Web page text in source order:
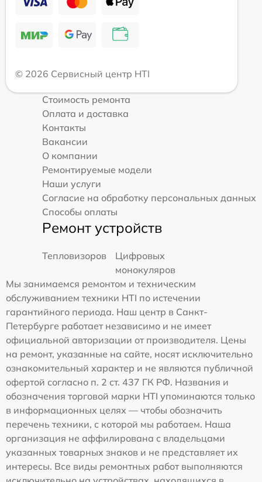
© 2026 Сервисный центр HTI
Стоимость ремонта
Оплата и доставка
Контакты
Вакансии
О компании
Ремонтируемые модели
Наши услуги
Согласие на обработку персональных данных
Способы оплаты
Ремонт устройств
Тепловизоров
Цифровых
монокуляров
Мы занимаемся ремонтом и техническим
обслуживанием техники HTI по истечении
гарантийного периода. Наш центр в Санкт-
Петербурге работает независимо и не имеет
официальной авторизации от производителя. Цены
на ремонт, указанные на сайте, носят исключительно
ознакомительный характер и не являются публичной
офертой согласно п. 2 ст. 437 ГК РФ. Названия и
обозначения торговой марки HTI упоминаются только
в информационных целях — чтобы обозначить
перечень техники, с которой мы работаем. Наша
организация не аффилирована с владельцами
указанных товарных знаков и не представляет их
интересы. Все виды ремонтных работ выполняются